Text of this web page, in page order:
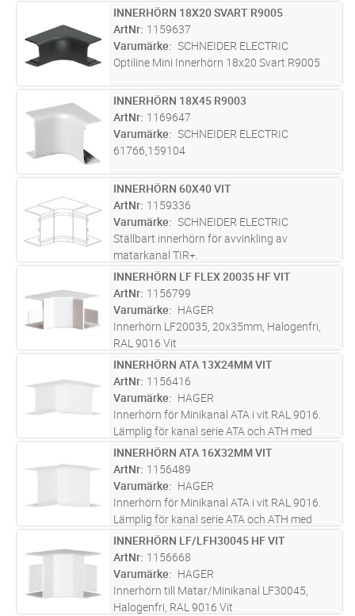
ST Lägg i kundvagn
INNERHÖRN 18X20 SVART R9005
ArtNr 1159637
Varumärke
SCHNEIDER ELECTRIC
Optiline Mini Innerhörn 18x20 Svart R9005
ST Lägg i kundvagn
INNERHÖRN 18X45 R9003
ArtNr 1169647
Varumärke
SCHNEIDER ELECTRIC
61766,159104
ST Lägg i kundvagn
INNERHÖRN 60X40 VIT
ArtNr 1159336
Varumärke
SCHNEIDER ELECTRIC
Ställbart innerhörn för avvinkling av
matarkanal TIR+.
ST Lägg i kundvagn
INNERHÖRN LF FLEX 20035 HF VIT
ArtNr 1156799
Varumärke
HAGER
Innerhörn LF20035, 20x35mm, Halogenfri,
RAL 9016 Vit
ST Lägg i kundvagn
INNERHÖRN ATA 13X24MM VIT
ArtNr 1156416
Varumärke
HAGER
Innerhörn för Minikanal ATA i vit RAL 9016.
Lämplig för kanal serie ATA och ATH med
dimension 12x20 mm. Hörnet är justerbart
83-140 ° för en snygg finish där väggens hörn
inte är exakt 90° vilket ger
ST Lägg i kundvagn
INNERHÖRN ATA 16X32MM VIT
ArtNr 1156489
Varumärke
HAGER
Innerhörn för Minikanal ATA i vit RAL 9016.
Lämplig för kanal serie ATA och ATH med
dimension 16x32 mm. Hörnet är justerbart
83-140 ° för en snygg finish där väggens hörn
inte är exakt 90° vilket ger
ST Lägg i kundvagn
INNERHÖRN LF/LFH30045 HF VIT
ArtNr 1156668
Varumärke
HAGER
Innerhörn till Matar/Minikanal LF30045,
Halogenfri, RAL 9016 Vit